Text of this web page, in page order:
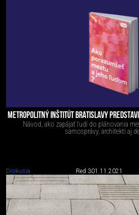
METROPOLITNÝ INŠTITÚT BRATISLAVY
Návod, ako zapájať ľudí do plánovania
samosprávy, architekti aj
Diskusia Red 301.11.2021